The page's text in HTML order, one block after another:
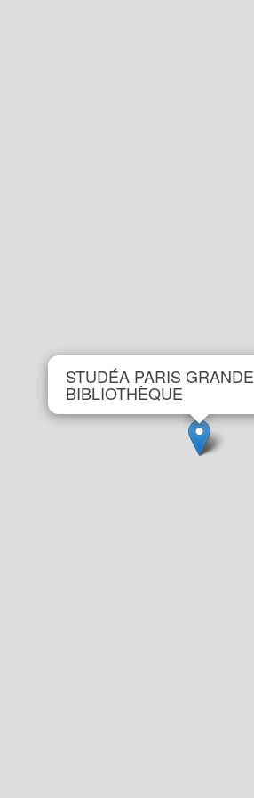
STUDÉA PARIS GRANDE
BIBLIOTHÈQUE